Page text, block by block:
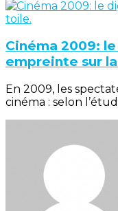
Cinéma 2009:
empreinte sur
En 2009, les
cinéma : selon